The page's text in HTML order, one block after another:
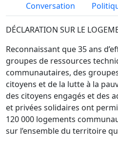
Conversation
DÉCLARATION SUR LE
Reconnaissant que 35 ans
groupes de ressources
communautaires, des
citoyens et de la lutte à la
des citoyens engagés et des
et privées solidaires ont
120 000 logements
sur l’ensemble du territoire